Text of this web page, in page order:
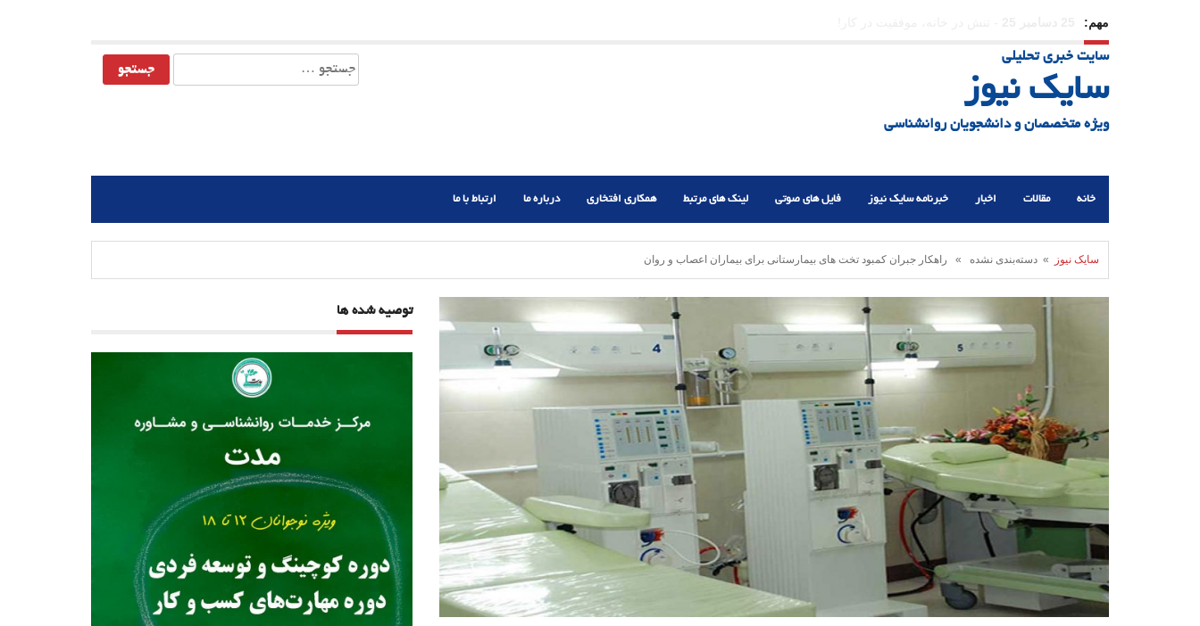
مهم:
21 دسامبر 25
سایت خبری تحلیلی
سایک نیوز
ویژه متخصصان و دانشجویان روانشناسی
جستجو
برای:
خانه مقالات اخبار خبرنامه سایک نیوز فایل های صوتی لینک های مرتبط همکاری افتخاری درباره ما ارتباط با ما
سایک نیوز » دسته‌بندی نشده » راهکار جبران کمبود تخت های بیمارستانی برای بیماران اعصاب و روان
توصیه شده ها